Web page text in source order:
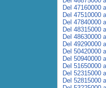
Del 47160000
Del 47510000
Del 47840000
Del 48315000
Del 48630000
Del 49290000
Del 50420000
Del 50940000
Del 51650000
Del 52315000
Del 52815000